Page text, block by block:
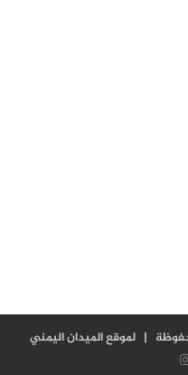
لموقع الميدان اليمني